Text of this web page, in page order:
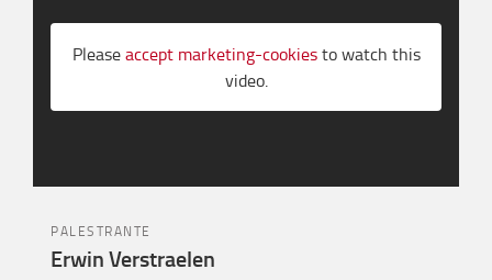
Pleaseaccept marketing-cookiesto watch this
video.
PALESTRANTE
Erwin Verstraelen